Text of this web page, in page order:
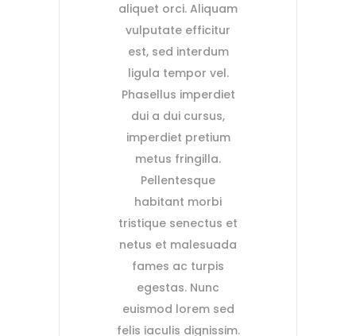
aliquet orci. Aliquam
vulputate efficitur
est, sed interdum
ligula tempor vel.
Phasellus imperdiet
dui a dui cursus,
imperdiet pretium
metus fringilla.
Pellentesque
habitant morbi
tristique senectus et
netus et malesuada
fames ac turpis
egestas. Nunc
euismod lorem sed
felis iaculis dignissim.